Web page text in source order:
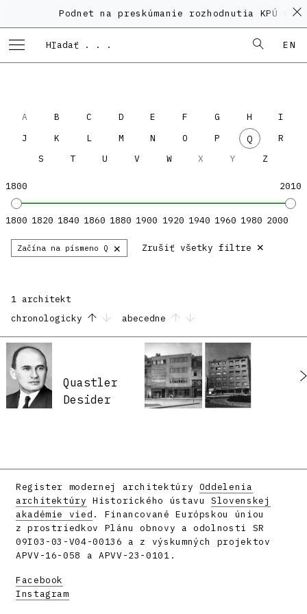
Podnet na preskúmanie rozhodnutia KPÚ vo
EN
A B C D E F G H
I
J
K L M N O P Q
R
S
T U V W X Y Z
1800 2010
1800 1820 1840 1860 1880 1900 1920 1940 1960 1980 2000
Začína na písmeno Q × Zrušiť všetky filtre ×
1 architekt
chronologicky
abecedne
Quastler
Desider
Register modernej architektúry Oddelenia
architektúry Historického ústavuSlovenskej
akadémie vied . Financované Európskou úniou
z prostriedkov Plánu obnovy a odolnosti SR
09I03-03-V04-00136 a z výskumných projektov
APVV-16-058 a APVV-23-0101.
Facebook
Instagram